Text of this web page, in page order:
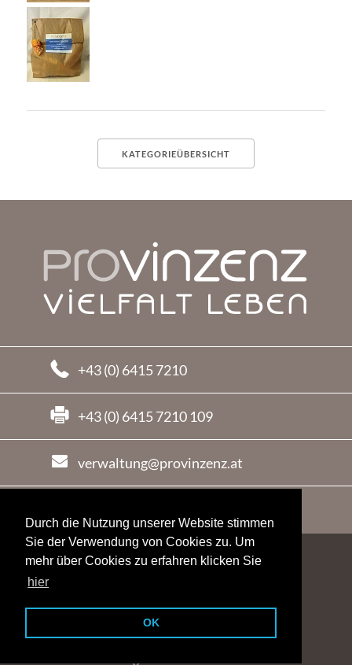
Durch die Nutzung unserer Website stimmen
Sie der Verwendung von Cookies zu. Um
mehr über Cookies zu erfahren klicken Sie
hier
OK
KATEGORIEÜBERSICHT
+43 (0) 6415 7210
+43 (0) 6415 7210 109
verwaltung@provinzenz.at
links | sitemap | impressum | datenschutz